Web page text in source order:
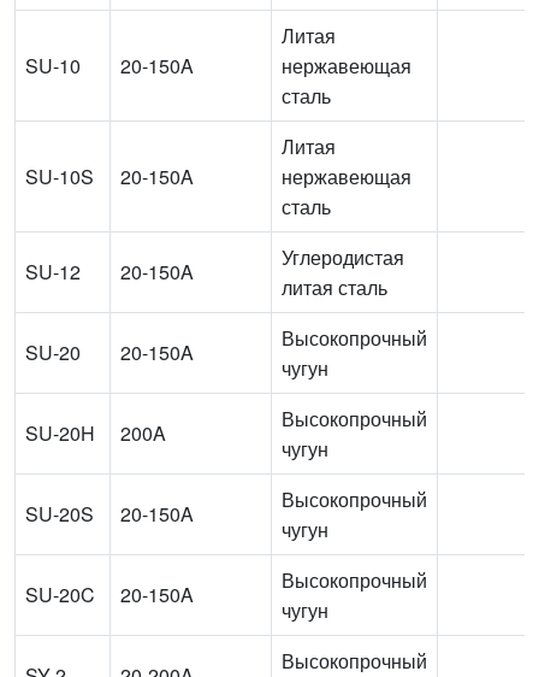
SU-10 20-150A
Литая
нержавеющая
сталь
SU-10S 20-150A
Литая
нержавеющая
сталь
SU-12 20-150A
Углеродистая
литая сталь
SU-20 20-150A
Высокопрочный
чугун
SU-20H 200A
Высокопрочный
чугун
SU-20S 20-150A
Высокопрочный
чугун
SU-20C 20-150A
Высокопрочный
чугун
Высокопрочный